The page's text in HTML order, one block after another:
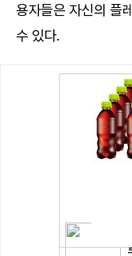
용자들은 자신의 플
수 있다.